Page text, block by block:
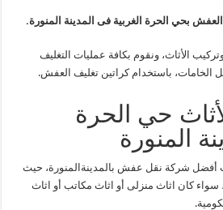
بحي الحرة الغربية فى المدينة المنورة.
الأثاث، ونقوم بكافة عمليات التغليف
الخامات، باستخدام كراتين تغليف العفش.
حي الحرة
المنورة
شركة نقل عفش بالمدينةالمنورة، حيث
سواء كان اثاث منزلى أو اثاث مكاتب أو اثاث